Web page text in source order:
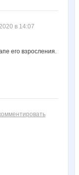
в 14:07
его взросления.